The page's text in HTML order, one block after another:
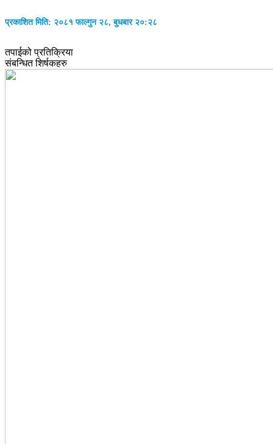
प्रकाशित मिति: २०८१ फाल्गुन २८, बुधबार २०:२८
तपाईको प्रतिक्रिया
संबन्धित शिर्षकहरु